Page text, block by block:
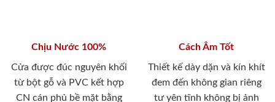
Chịu Nước 100%
Cửa được đúc nguyên khối
từ bột gỗ và PVC kết hợp
CN cán phủ bề mặt bằng
Cách Âm Tốt
Thiết kế dày dặn và kín khít
đem đến không gian riêng
tư yên tĩnh không bị ảnh